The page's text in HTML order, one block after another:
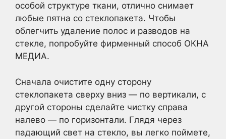
особой структуре ткани, отлично снимает
любые пятна со стеклопакета. Чтобы
облегчить удаление полос и разводов на
стекле, попробуйте фирменный способ ОКНА
МЕДИА.
Сначала очистите одну сторону
стеклопакета сверху вниз — по вертикали, с
другой стороны сделайте чистку справа
налево — по горизонтали. Глядя через
падающий свет на стекло, вы легко поймете,